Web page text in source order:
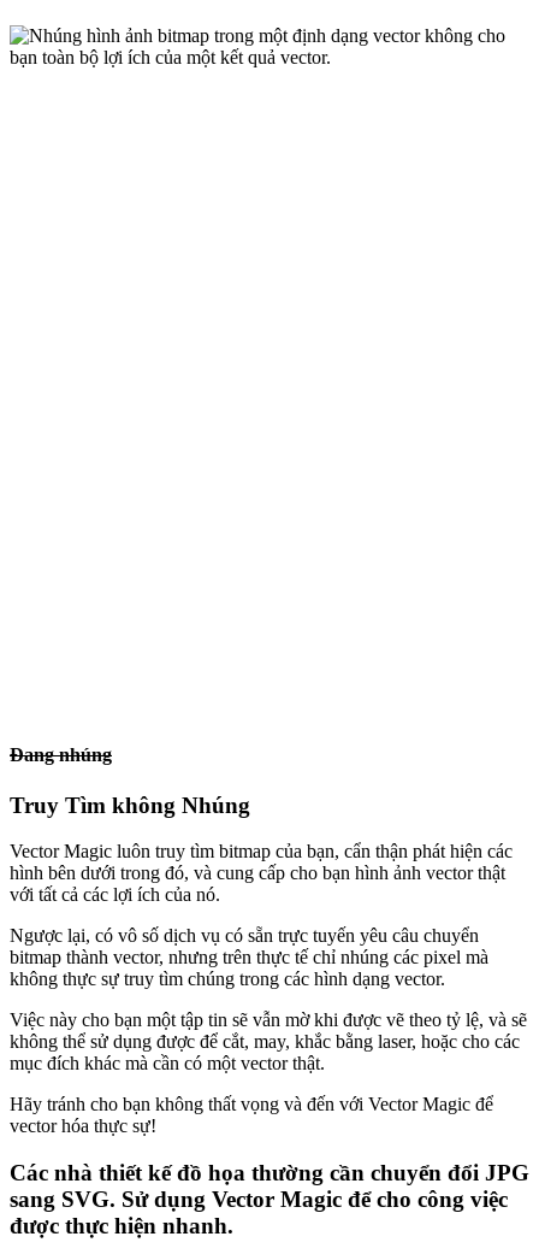
Đang nhúng
Truy Tìm không Nhúng
Vector Magic luôn truy tìm bitmap của bạn, cẩn thận phát hiện các
hình bên dưới trong đó, và cung cấp cho bạn hình ảnh vector thật
với tất cả các lợi ích của nó.
Ngược lại, có vô số dịch vụ có sẵn trực tuyến yêu câu chuyển
bitmap thành vector, nhưng trên thực tế chỉ nhúng các pixel mà
không thực sự truy tìm chúng trong các hình dạng vector.
Việc này cho bạn một tập tin sẽ vẫn mờ khi được vẽ theo tỷ lệ, và sẽ
không thể sử dụng được để cắt, may, khắc bằng laser, hoặc cho các
mục đích khác mà cần có một vector thật.
Hãy tránh cho bạn không thất vọng và đến với Vector Magic để
vector hóa thực sự!
Các nhà thiết kế đồ họa thường cần chuyển đổi JPG
sang SVG. Sử dụng Vector Magic để cho công việc
được thực hiện nhanh.